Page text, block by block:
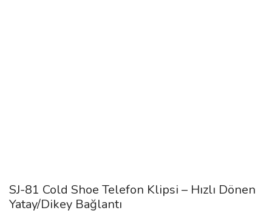
SJ-81 Cold Shoe Telefon Klipsi – Hızlı Dönen
Yatay/Dikey Bağlantı